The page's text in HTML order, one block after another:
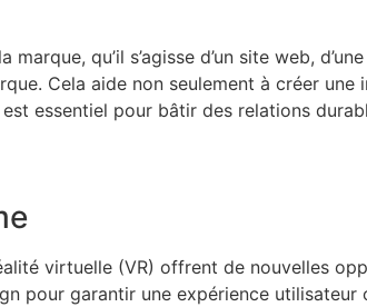
qu’il s’agisse d’un site web,
Cela aide non seulement à créer
essentiel pour bâtir des relations
virtuelle (VR) offrent de nouvelles
pour garantir une expérience utilisateur